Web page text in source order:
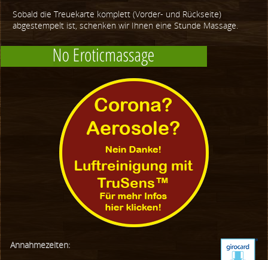
Sobald die Treuekarte komplett (Vorder- und Rückseite)
abgestempelt ist, schenken wir Ihnen eine Stunde Massage.
Annahmezeiten: